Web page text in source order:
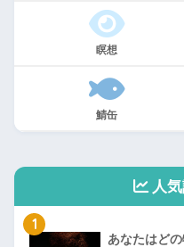
瞑想
鯖缶
人
1
あなたはど